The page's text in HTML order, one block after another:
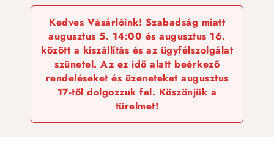
Kedves Vásárlóink! Szabadság miatt
augusztus 5. 14:00 és augusztus 16.
között a kiszállítás és az ügyfélszolgálat
szünetel. Az ez idő alatt beérkező
rendeléseket és üzeneteket augusztus
17-től dolgozzuk fel. Köszönjük a
türelmet!